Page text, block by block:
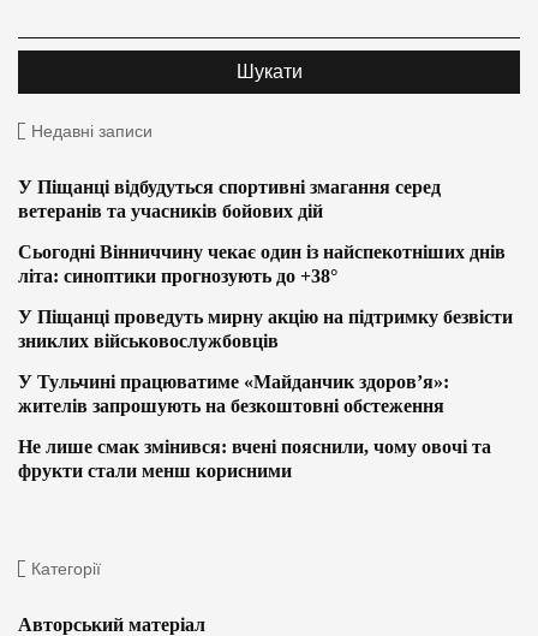
Недавні записи
У Піщанці відбудуться спортивні змагання серед
ветеранів та учасників бойових дій
Сьогодні Вінниччину чекає один із найспекотніших днів
літа: синоптики прогнозують до +38°
У Піщанці проведуть мирну акцію на підтримку безвісти
зниклих військовослужбовців
У Тульчині працюватиме «Майданчик здоров’я»:
жителів запрошують на безкоштовні обстеження
Не лише смак змінився: вчені пояснили, чому овочі та
фрукти стали менш корисними
Категорії
Авторський матеріал